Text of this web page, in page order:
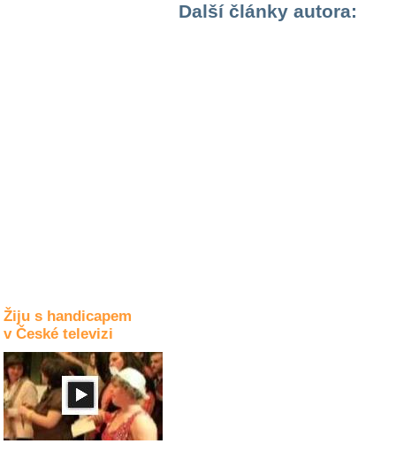
Žiju s handicapem
v České televizi
Další články autora: